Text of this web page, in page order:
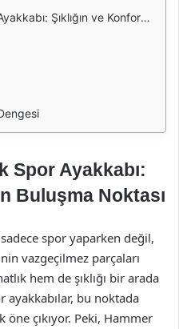
ve Konforun Buluşma Noktası
Spor Ayakkabı:
Buluşma Noktası
spor yaparken değil,
vazgeçilmez parçaları
hem de şıklığı bir arada
ayakkabılar, bu noktada
çıkıyor. Peki, Hammer